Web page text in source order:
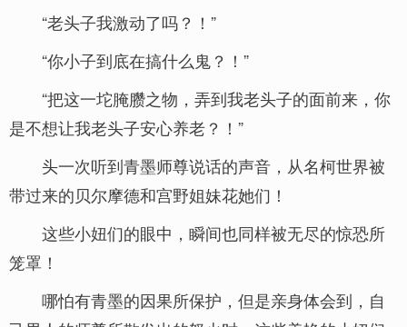
“老头子我激动了吗？！”
“你小子到底在搞什么鬼？！”
“把这一坨腌臜之物，弄到我老头子的面前来，你
是不想让我老头子安心养老？！”
头一次听到青墨师尊说话的声音，从名柯世界被
带过来的贝尔摩德和宫野姐妹花她们！
这些小妞们的眼中，瞬间也同样被无尽的惊恐所
笼罩！
哪怕有青墨的因果所保护，但是亲身体会到，自